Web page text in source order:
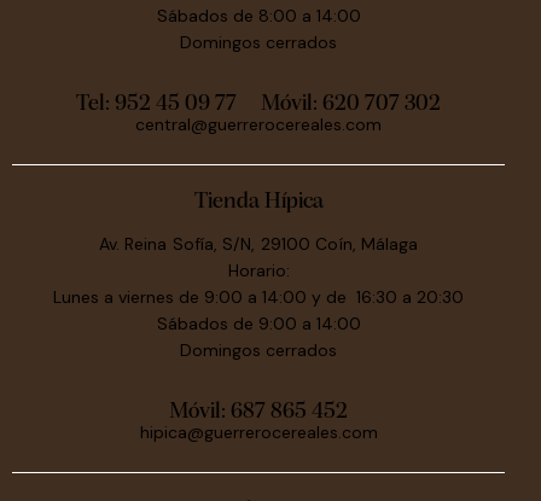
Sábados de 8:00 a 14:00
Domingos cerrados
Tel: 952 45 09 77 Móvil: 620 707 302
central@guerrerocereales.com
Tienda Hípica
Av. Reina Sofía, S/N, 29100 Coín, Málaga
Horario:
Lunes a viernes de 9:00 a 14:00 y de 16:30 a 20:30
Sábados de 9:00 a 14:00
Domingos cerrados
Móvil: 687 865 452
hipica@guerrerocereales.com